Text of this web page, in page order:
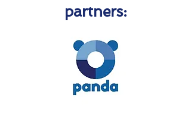
partners: